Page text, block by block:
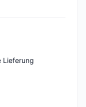
Lieferung